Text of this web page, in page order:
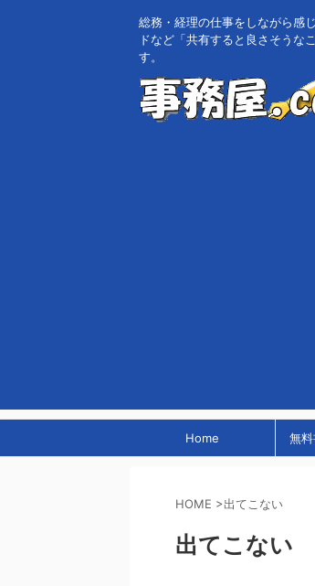
総務・経理の仕事をしながら感
ドなど「共有すると良さそうな
す。
Home 無
HOME >出てこない
出てこない